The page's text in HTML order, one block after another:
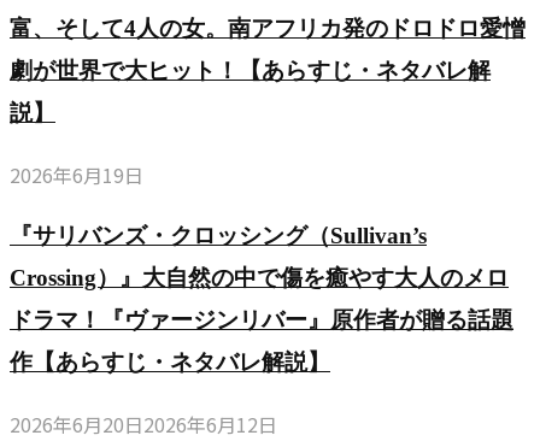
富、そして4人の女。南アフリカ発のドロドロ愛憎
劇が世界で大ヒット！【あらすじ・ネタバレ解
説】
2026年6月19日
『サリバンズ・クロッシング（Sullivan’s
Crossing）』大自然の中で傷を癒やす大人のメロ
ドラマ！『ヴァージンリバー』原作者が贈る話題
作【あらすじ・ネタバレ解説】
2026年6月20日2026年6月12日